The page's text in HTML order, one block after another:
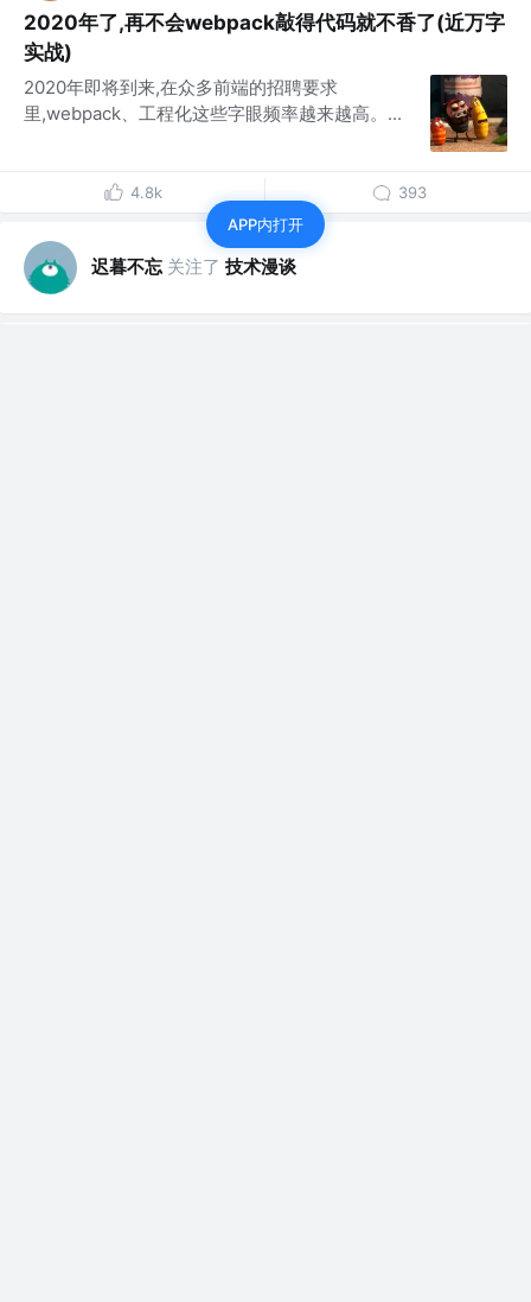
2020年了,再不会webpack敲得代码就不香了(近万字
实战)
2020年即将到来,在众多前端的招聘要求
里,webpack、工程化这些字眼频率越来越高。...
4.8k 393
迟暮不忘 关注了 技术漫谈
APP内打开